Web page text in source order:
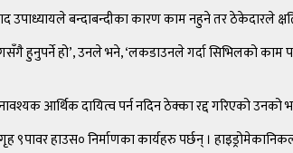
उपाध्यायले बन्दाबन्दीका कारण काम नहुने तर ठेकेदारले
हुनुपर्ने हो’, उनले भने, ‘लकडाउनले गर्दा सिभिलको
आर्थिक दायित्व पर्न नदिन ठेक्का रद्द गरिएको
९पावर हाउस० निर्माणका कार्यहरु पर्छन् ।